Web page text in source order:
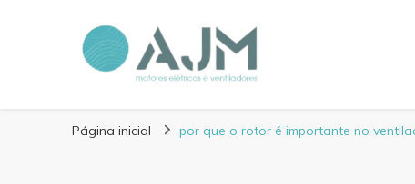
Blog AJM
Página inicial por que o rotor é importante no